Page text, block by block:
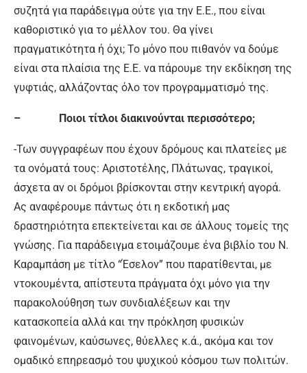
συζητά για παράδειγμα ούτε για την Ε.Ε., που είναι
καθοριστικό για το μέλλον του. Θα γίνει
πραγματικότητα ή όχι; Το μόνο που πιθανόν να δούμε
είναι στα πλαίσια της Ε.Ε. να πάρουμε την εκδίκηση της
γυφτιάς, αλλάζοντας όλο τον προγραμματισμό της.
– Ποιοι τίτλοι διακινούνται περισσότερο;
-Των συγγραφέων που έχουν δρόμους και πλατείες με
τα ονόματά τους: Αριστοτέλης, Πλάτωνας, τραγικοί,
άσχετα αν οι δρόμοι βρίσκονται στην κεντρική αγορά.
Ας αναφέρουμε πάντως ότι η εκδοτική μας
δραστηριότητα επεκτείνεται και σε άλλους τομείς της
γνώσης. Για παράδειγμα ετοιμάζουμε ένα βιβλίο του Ν.
Καραμπάση με τίτλο “Έσελον” που παρατίθενται, με
ντοκουμέντα, απίστευτα πράγματα όχι μόνο για την
παρακολούθηση των συνδιαλέξεων και την
κατασκοπεία αλλά και την πρόκληση φυσικών
φαινομένων, καύσωνες, θύελλες κ.ά., ακόμα και τον
ομαδικό επηρεασμό του ψυχικού κόσμου των πολιτών.